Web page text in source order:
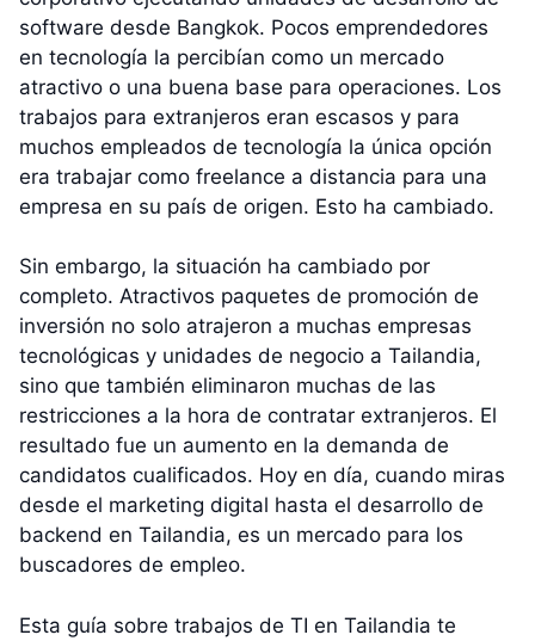
software desde Bangkok. Pocos emprendedores
en tecnología la percibían como un mercado
atractivo o una buena base para operaciones. Los
trabajos para extranjeros eran escasos y para
muchos empleados de tecnología la única opción
era trabajar como freelance a distancia para una
empresa en su país de origen. Esto ha cambiado.
Sin embargo, la situación ha cambiado por
completo. Atractivos paquetes de promoción de
inversión no solo atrajeron a muchas empresas
tecnológicas y unidades de negocio a Tailandia,
sino que también eliminaron muchas de las
restricciones a la hora de contratar extranjeros. El
resultado fue un aumento en la demanda de
candidatos cualificados. Hoy en día, cuando miras
desde el marketing digital hasta el desarrollo de
backend en Tailandia, es un mercado para los
buscadores de empleo.
Esta guía sobre trabajos de TI en Tailandia te